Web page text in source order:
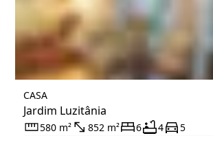
CASA
Jardim Luzitânia
580 m² 852 m² 6 4 5